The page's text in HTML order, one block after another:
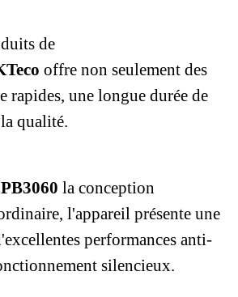
de
offre non seulement des
rapides, une longue durée de
qualité.
PB3060 la conception
l'appareil présente une
performances anti-
silencieux.